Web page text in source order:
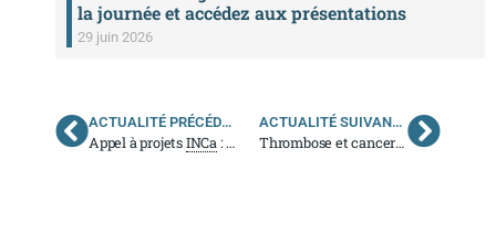
la journée et accédez aux présentations
29 juin 2026
ACTUALITÉ PRÉCÉDENTE
Appel à projetsINCa : amélioration du parcours de santé face aux cancers dans les territoires isolés
ACTUALITÉ SUIVANTE
Thrombose et cancer : Module d’e-learning